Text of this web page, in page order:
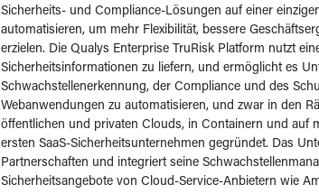
Sicherheits- und Compliance-Lösungen auf einer
automatisieren, um mehr Flexibilität, bessere
erzielen. Die Qualys Enterprise TruRisk Platform nutzt
Sicherheitsinformationen zu liefern, und ermöglicht es
Schwachstellenerkennung, der Compliance und des
Webanwendungen zu automatisieren, und zwar in den
öffentlichen und privaten Clouds, in Containern und auf
ersten SaaS-Sicherheitsunternehmen gegründet. Das
Partnerschaften und integriert seine
Sicherheitsangebote von Cloud-Service-Anbietern wie